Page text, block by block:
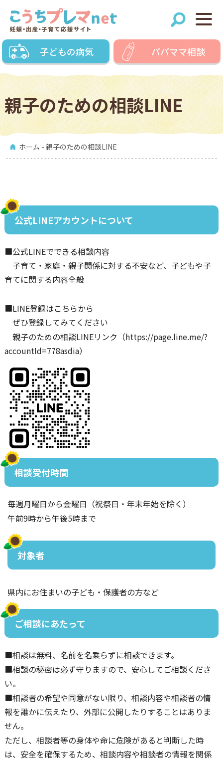
子どもの病気 パパママ相談
親子のための相談LINE
ホーム - 親子のための相談LINE
公式LINEアカウントについて
■公式LINEでできる相談内容
子育て・家庭・親子関係に対する不安など、子どもや子
育てに関する内容全般
■LINE登録はこちらから
ぜひ登録してみてください
親子のための相談LINEリンク（https://page.line.me/?
accountId=778asdia）
相談受付時間
毎週月曜日から金曜日（祝祭日・年末年始を除く）
午前9時から午後5時まで
対象者
県内にお住まいの子ども・保護者の方など
ご相談にあたって
■相談は無料、名前を名乗らずに相談できます。
■相談の秘密は必ず守りますので、安心してご相談くださ
い。
■相談者の希望や同意がない限り、相談内容や相談者の情
報を誰かに伝えたり、外部に公開したりすることはありま
せん。
ただし、相談者等の身体や命に危険があると判断した時
は、安全を確保するため、相談内容や相談者の情報を関係